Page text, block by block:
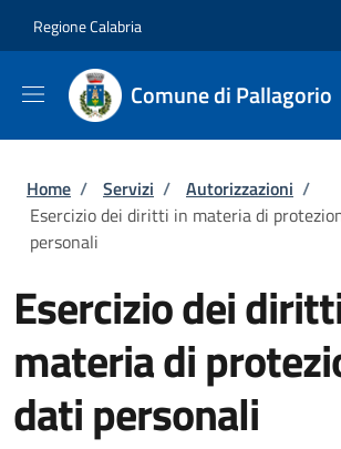
Regione Calabria
Comune di Pallagorio
Briciole di pane
Home / Servizi / Autorizzazioni /
Esercizio dei diritti in materia di
personali
Esercizio dei
materia di
dati personali